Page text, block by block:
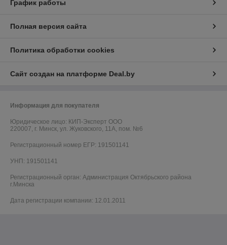
График работы
Полная версия сайта
Политика обработки cookies
Сайт создан на платформе Deal.by
Информация для покупателя
Юридическое лицо: КИП-Эксперт ООО
220007, г. Минск, ул. Жуковского, 11А, пом. №6
Регистрационный номер ЕГР: 191501141
УНП: 191501141
Регистрационный орган: Администрация Октябрьского района
г.Минска
Дата регистрации компании: 12.01.2011